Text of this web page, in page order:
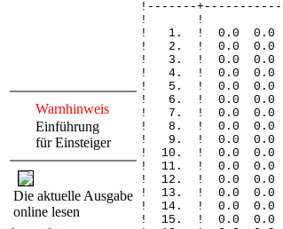
Warnhinweis
Einführung
für Einsteiger
Die aktuelle Ausgabe
online lesen
!-------
!
! 1. ! 0.0
! 2. ! 0.0
! 3. ! 0.0
! 4. ! 0.0
! 5. ! 0.0
! 6. ! 0.0
! 7. ! 0.0
! 8. ! 0.0
! 9. ! 0.0
! 10. ! 0.0
! 11. ! 0.0
! 12. !
! 13. ! 0.0
! 14. ! 0.0
! 15. ! 0.0